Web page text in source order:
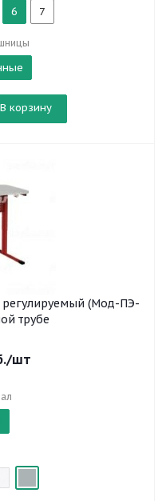
6 7
В корзину
регулируемый (Мод-ПЭ-
трубе
/шт